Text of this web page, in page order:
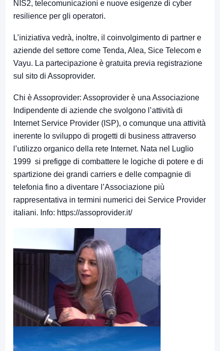
NIS2, telecomunicazioni e nuove esigenze di cyber
resilience per gli operatori.
L’iniziativa vedrà, inoltre, il coinvolgimento di partner e
aziende del settore come Tenda, Alea, Sice Telecom e
Vayu. La partecipazione è gratuita previa registrazione
sul sito di Assoprovider.
Chi è Assoprovider: Assoprovider è una Associazione
Indipendente di aziende che svolgono l’attività di
Internet Service Provider (ISP), o comunque una attività
inerente lo sviluppo di progetti di business attraverso
l’utilizzo organico della rete Internet. Nata nel Luglio
1999 si prefigge di combattere le logiche di potere e di
spartizione dei grandi carriers e delle compagnie di
telefonia fino a diventare l’Associazione più
rappresentativa in termini numerici dei Service Provider
italiani. Info: https://assoprovider.it/